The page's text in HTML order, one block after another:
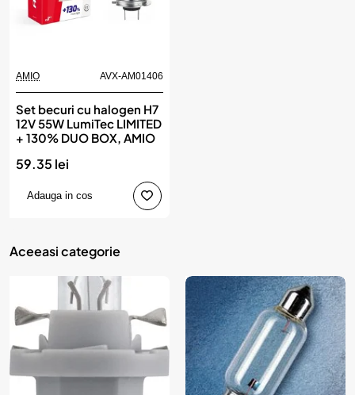
AMIO AVX-AM01406
Set becuri cu halogen H7
12V 55W LumiTec LIMITED
+ 130% DUO BOX, AMIO
59.35 lei
Adauga in cos
Aceeasi categorie